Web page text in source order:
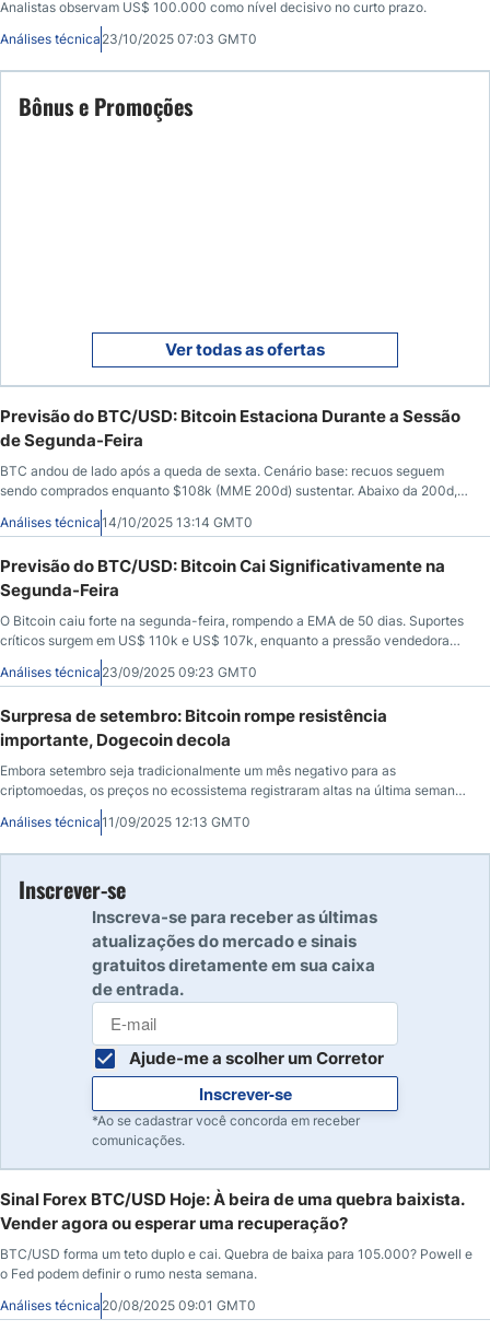
Analistas observam US$ 100.000 como nível decisivo no curto prazo.
Análises técnica 23/10/2025 07:03 GMT0
Bônus e Promoções
Ver todas as ofertas
Previsão do BTC/USD: Bitcoin Estaciona Durante a Sessão
de Segunda-Feira
BTC andou de lado após a queda de sexta. Cenário base: recuos seguem
sendo comprados enquanto $108k (MME 200d) sustentar. Abaixo da 200d,
Análises técnica14/10/2025 13:14 GMT0
Previsão do BTC/USD: Bitcoin Cai Significativamente na
Segunda-Feira
O Bitcoin caiu forte na segunda-feira, rompendo a EMA de 50 dias. Suportes
críticos surgem em US$ 110k e US$ 107k, enquanto a pressão vendedora
Análises técnica 23/09/2025 09:23 GMT0
Surpresa de setembro: Bitcoin rompe resistência
importante, Dogecoin decola
Embora setembro seja tradicionalmente um mês negativo para as
criptomoedas, os preços no ecossistema registraram altas na última semana,
com alguns tokens apresentando crescimento de dois dígitos.
Análises técnica11/09/2025 12:13 GMT0
Inscrever-se
Inscreva-se para receber as últimas
atualizações do mercado e sinais
gratuitos diretamente em sua caixa
de entrada.
Ajude-me a scolher um Corretor
Inscrever-se
*Ao se cadastrar você concorda em receber
comunicações.
Sinal Forex BTC/USD Hoje: À beira de uma quebra baixista.
Vender agora ou esperar uma recuperação?
BTC/USD forma um teto duplo e cai. Quebra de baixa para 105.000? Powell e
o Fed podem definir o rumo nesta semana.
Análises técnica 20/08/2025 09:01 GMT0